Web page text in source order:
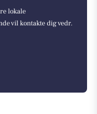
lokale
vil kontakte dig vedr.